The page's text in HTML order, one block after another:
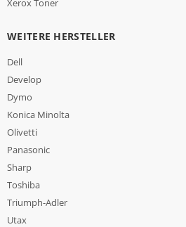
Xerox Toner
WEITERE HERSTELLER
Dell
Develop
Dymo
Konica Minolta
Olivetti
Panasonic
Sharp
Toshiba
Triumph-Adler
Utax